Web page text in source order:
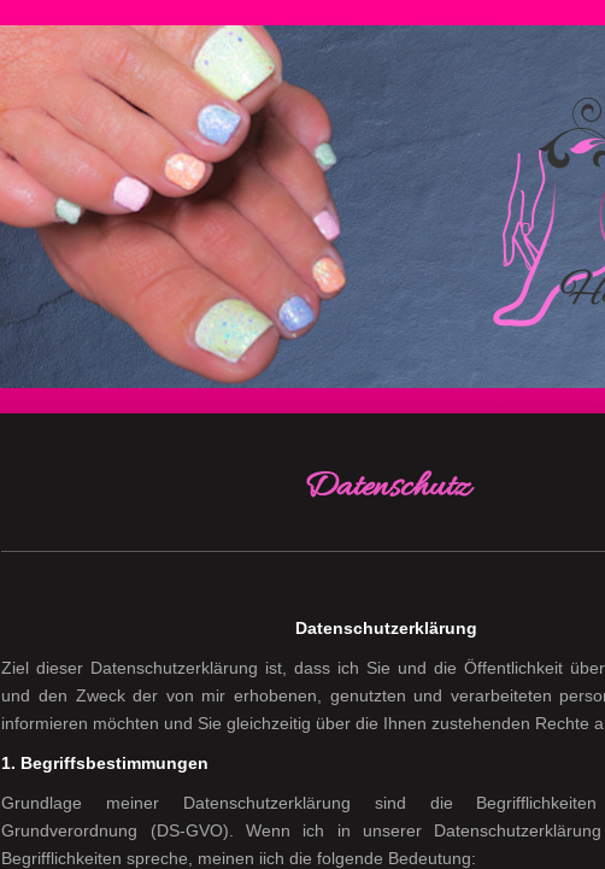
Datenschutz
Datenschutzerklärung
Ziel dieser Datenschutzerklärung ist, dass ich Sie und die Öffentlichkeit
und den Zweck der von mir erhobenen, genutzten und verarbeiteten
informieren möchten und Sie gleichzeitig über die Ihnen zustehenden Rechte
1. Begriffsbestimmungen
Grundlage meiner Datenschutzerklärung sind die
Grundverordnung (DS-GVO). Wenn ich in unserer
Begrifflichkeiten spreche, meinen iich die folgende Bedeutung: